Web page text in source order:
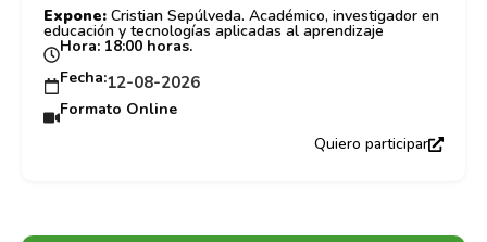
Expone: Cristian Sepúlveda. Académico, investigador en
educación y tecnologías aplicadas al aprendizaje
Hora: 18:00 horas.
Fecha:12-08-2026
Formato Online
Quiero participar